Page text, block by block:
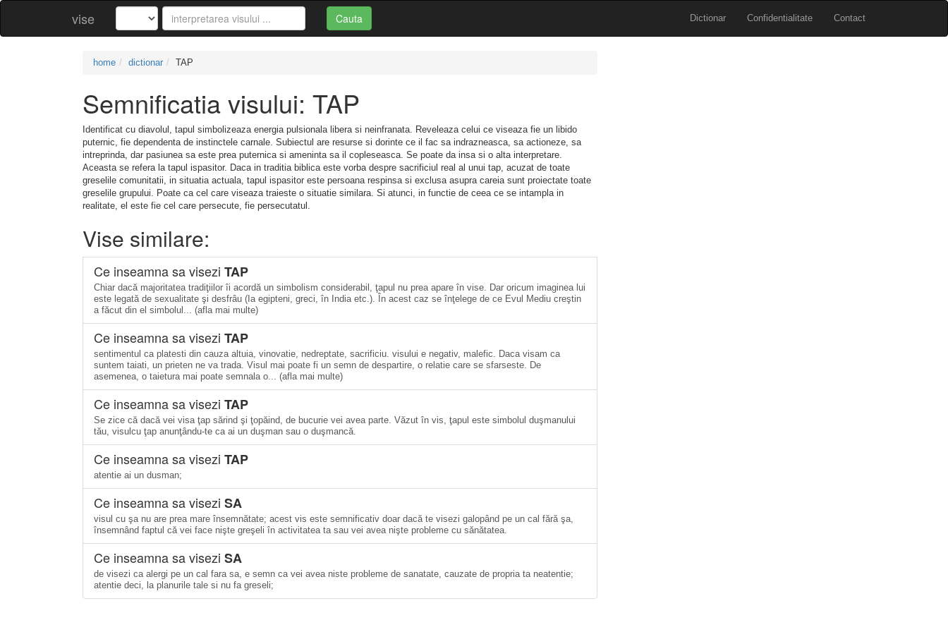
vise Dictionar Confidentialitate Contact
Cauta
home dictionar TAP
Semnificatia visului: TAP
Identificat cu diavolul, tapul simbolizeaza energia pulsionala libera si neinfranata. Reveleaza celui ce viseaza fie un libido
puternic, fie dependenta de instinctele carnale. Subiectul are resurse si dorinte ce il fac sa indrazneasca, sa actioneze, sa
intreprinda, dar pasiunea sa este prea puternica si ameninta sa il copleseasca. Se poate da insa si o alta interpretare.
Aceasta se refera la tapul ispasitor. Daca in traditia biblica este vorba despre sacrificiul real al unui tap, acuzat de toate
greselile comunitatii, in situatia actuala, tapul ispasitor este persoana respinsa si exclusa asupra careia sunt proiectate toate
greselile grupului. Poate ca cel care viseaza traieste o situatie similara. Si atunci, in functie de ceea ce se intampla in
realitate, el este fie cel care persecute, fie persecutatul.
Vise similare:
Ce inseamna sa visezi TAP
Chiar dacă majoritatea tradiţiilor îi acordă un simbolism considerabil, ţapul nu prea apare în vise. Dar oricum imaginea lui
este legată de sexualitate şi desfrâu (Ia egipteni, greci, în India etc.). În acest caz se înţelege de ce Evul Mediu creştin
a făcut din el simbolul... (afla mai multe)
Ce inseamna sa visezi TAP
sentimentul ca platesti din cauza altuia, vinovatie, nedreptate, sacrificiu. visului e negativ, malefic. Daca visam ca
suntem taiati, un prieten ne va trada. Visul mai poate fi un semn de despartire, o relatie care se sfarseste. De
asemenea, o taietura mai poate semnala o... (afla mai multe)
Ce inseamna sa visezi TAP
Se zice că dacă vei visa ţap sărind şi ţopăind, de bucurie vei avea parte. Văzut în vis, ţapul este simbolul duşmanului
tău, visulcu ţap anunţându-te ca ai un duşman sau o duşmancă.
Ce inseamna sa visezi TAP
atentie ai un dusman;
Ce inseamna sa visezi SA
visul cu şa nu are prea mare însemnătate; acest vis este semnificativ doar dacă te visezi galopând pe un cal fără şa,
însemnând faptul că vei face nişte greşeli în activitatea ta sau vei avea nişte probleme cu sănătatea.
Ce inseamna sa visezi SA
de visezi ca alergi pe un cal fara sa, e semn ca vei avea niste probleme de sanatate, cauzate de propria ta neatentie;
atentie deci, la planurile tale si nu fa greseli;